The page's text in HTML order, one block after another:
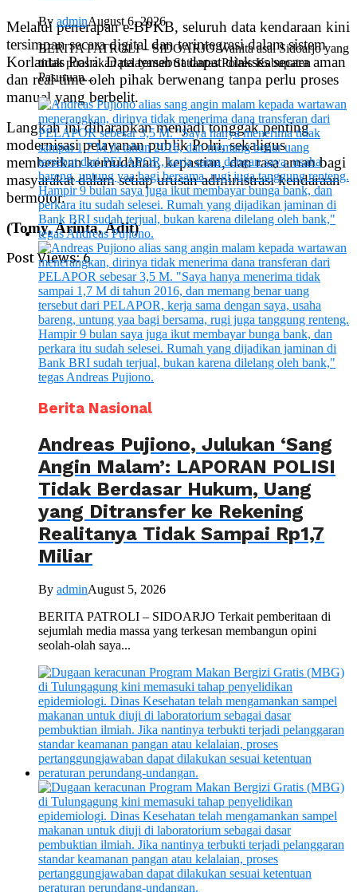
Melalui penerapan e-BPKB, seluruh data kendaraan kini
tersimpan secara digital dan terintegrasi dalam sistem
Korlantas Polri. Data tersebut dapat diakses secara aman
dan real-time oleh pihak berwenang tanpa perlu proses
manual yang berbelit.
Langkah ini diharapkan menjadi tonggak penting
modernisasi pelayanan publik Polri, sekaligus
memberikan kemudahan, kepastian, dan rasa aman bagi
masyarakat dalam setiap urusan administrasi kendaraan
bermotor.
(Tomy, Arinta, Adit)
Post Views: 6
By adminAugust 6, 2026
BERITA PATROLI – SIDOARJO Wanita asal Sidoarjo yang
tidak puas akan pelayanan Satlantas Polres Kabupaten
Pasuruan...
Berita Nasional
Andreas Pujiono, Julukan ‘Sang
Angin Malam’: LAPORAN POLISI
Tidak Berdasar Hukum, Uang
yang Ditransfer ke Rekening
Realitanya Tidak Sampai Rp1,7
Miliar
By adminAugust 5, 2026
BERITA PATROLI – SIDOARJO Terkait pemberitaan di
sejumlah media massa yang terkesan membangun opini
seolah-olah saya...